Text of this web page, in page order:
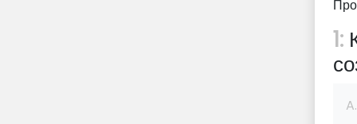
1:
A.